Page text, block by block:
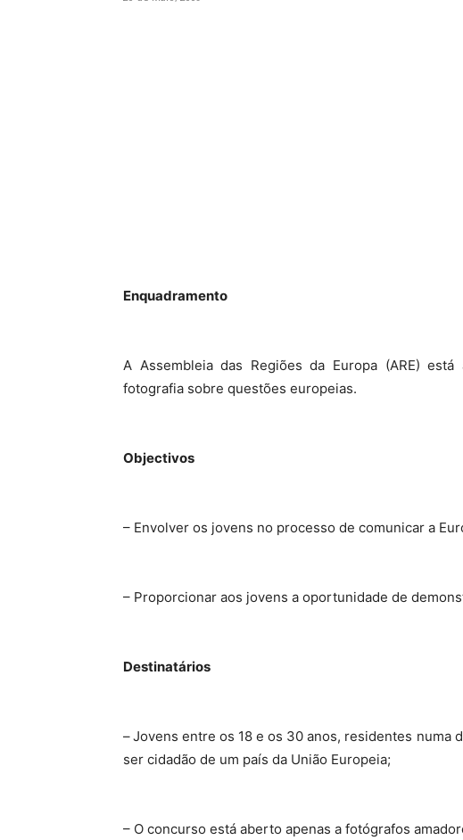
Enquadramento
A Assembleia das Regiões da Europa (ARE)
fotografia sobre questões europeias.
Objectivos
– Envolver os jovens no processo de comunicar a
– Proporcionar aos jovens a oportunidade de
Destinatários
–Jovens entre os 18 e os 30 anos, residentes numa
ser cidadão de um país da União Europeia;
– O concurso está aberto apenas a fotógrafos